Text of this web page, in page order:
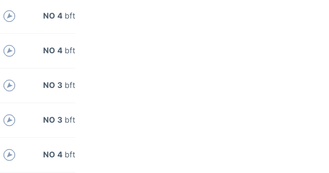
NO 4 bft
NO 4 bft
NO 3 bft
NO 3 bft
NO 4 bft